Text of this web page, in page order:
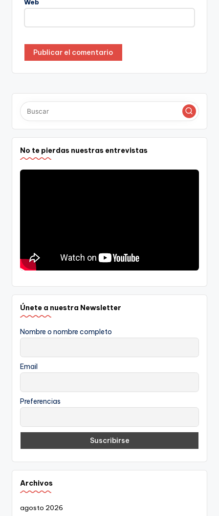
Web
No te pierdas nuestras entrevistas
Únete a nuestra Newsletter
Nombre o nombre completo
Email
Preferencias
Archivos
agosto 2026